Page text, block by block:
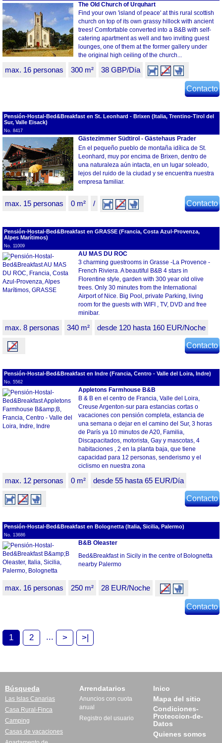
The Old Church of Urquhart
Find your own 'island of peace' at this rural scottish
church on top of its own grassy hillock with ancient
trees! Comfortable converted into a B&B with self-
catering apartment as well and two inviting guest
lounges, one of them at the former gallery under
the original high ceiling of the church...
max. 16 personas 300 m² 38 GBP/Día
Contacto
Pensión-Hostal-Bed&Breakfast en St. Leonhard - Brixen (Italia, Trentino-Tirol del
Sur, Valle Eisack)
No. 8417
Gästezimmer Südtirol - Gästehaus Prader
En el pequeño pueblo de montaña idílica de St.
Leonhard, muy por encima de Brixen, dentro de
una naturaleza aún intacta, en un lugar soleado,
lejos del ruido de la ciudad y se encuentra nuestra
empresa familiar.
max. 15 personas 0 m² / Contacto
Pensión-Hostal-Bed&Breakfast en GRASSE (Francia, Costa Azul-Provenza,
Alpes Marítimos)
No. 11009
AU MAS DU ROC
3 charming guestrooms in Grasse -La Provence -
French Riviera. A beautiful B&B 4 stars in
Florentine style, garden with 300 year old olive
trees. Only 30 minutes from the International
Airport of Nice. Big Pool, private Parking, living
room for the guests with WIFI , TV, DVD and free
minibar.
max. 8 personas 340 m² desde 120 hasta 160 EUR/Noche
Contacto
Pensión-Hostal-Bed&Breakfast en Indre (Francia, Centro - Valle del Loira, Indre)
No. 5562
Appletons Farmhouse B&B
B & B en el centro de Francia, Valle del Loira,
Creuse Argenton-sur para estancias cortas o
vacaciones con pensión completa, estancia de
una semana o dejar en el camino del Sur, 3 horas
de París ya 10 minutos de A20, Familia,
Discapacitados, motorista, Gay y mascotas, 4
habitaciones , 2 en la planta baja, que tiene
capacidad para 12 personas, senderismo y el
ciclismo en nuestra zona
max. 12 personas 0 m² desde 55 hasta 65 EUR/Día
Contacto
Pensión-Hostal-Bed&Breakfast en Bolognetta (Italia, Sicilia, Palermo)
No. 13686
B&B Oleaster
Bed&Breakfast in Sicily in the centre of Bolognetta
nearby Palermo
max. 16 personas 250 m² 28 EUR/Noche
Contacto
1 2 ... > >|
Búsqueda
Las Islas Canarias
Casa Rural-Finca
Camping
Casas de vacaciones
Arrendatarios
Anuncios con cuota
anual
Registro del usuario
Inico
Mapa del sitio
Condiciones-
Proteccion-de-
Datos
Quienes somos